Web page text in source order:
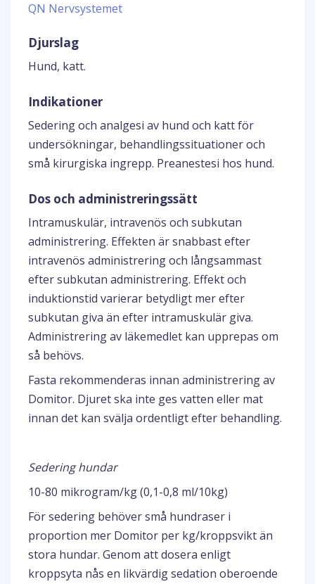
QN Nervsystemet
Djurslag
Hund, katt.
Indikationer
Sedering och analgesi av hund och katt för
undersökningar, behandlingssituationer och
små kirurgiska ingrepp. Preanestesi hos hund.
Dos och administreringssätt
Intramuskulär, intravenös och subkutan
administrering. Effekten är snabbast efter
intravenös administrering och långsammast
efter subkutan administrering. Effekt och
induktionstid varierar betydligt mer efter
subkutan giva än efter intramuskulär giva.
Administrering av läkemedlet kan upprepas om
så behövs.
Fasta rekommenderas innan administrering av
Domitor. Djuret ska inte ges vatten eller mat
innan det kan svälja ordentligt efter behandling.
Sedering hundar
10-80 mikrogram/kg (0,1-0,8 ml/10kg)
För sedering behöver små hundraser i
proportion mer Domitor per kg/kroppsvikt än
stora hundar. Genom att dosera enligt
kroppsyta nås en likvärdig sedation oberoende